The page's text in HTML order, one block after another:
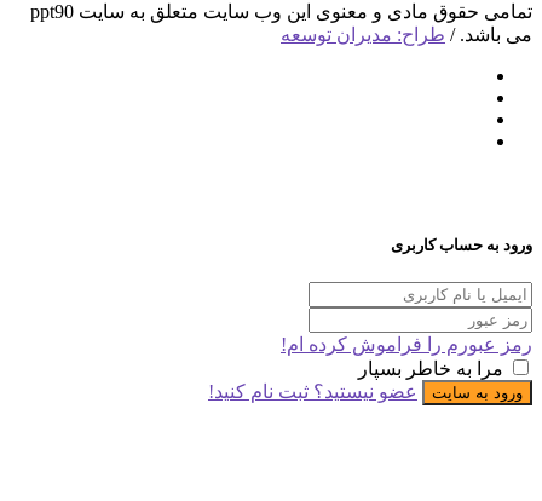
تمامی حقوق مادی و معنوی این وب سایت متعلق به سایت ppt90
/ طراح: مدیران توسعه
حساب کاربری
را فراموش کرده ام!
به خاطر بسپار
سایت عضو نیستید؟ ثبت نام کنید!